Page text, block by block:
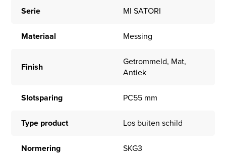
Serie MI SATORI
Materiaal Messing
Finish
Getrommeld, Mat,
Antiek
Slotsparing PC55 mm
Type product Los buiten schild
Normering SKG3